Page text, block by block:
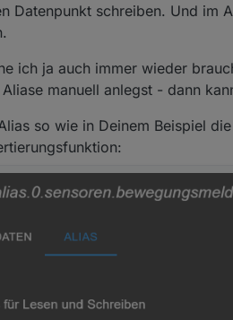
ich mir via node-red die einzelnen DP
Idee wie cih das umsetzen kann?
hier, da du mir mit node-red schon
Datenpunkt schreiben. Und im
ich ja auch immer wieder
manuell anlegst - dann
so wie in Deinem Beispiel